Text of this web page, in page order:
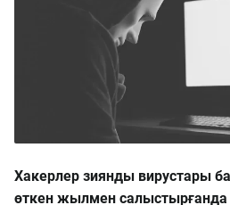
Хакерлер зиянды вирустары
өткен жылмен салыстырғанда